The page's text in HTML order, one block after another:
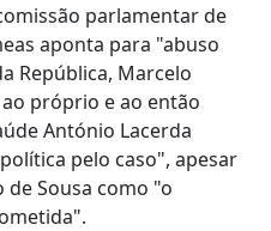
parlamentar de
aponta para "abuso
República, Marcelo
próprio e ao então
António Lacerda
pelo caso", apesar
Sousa como "o